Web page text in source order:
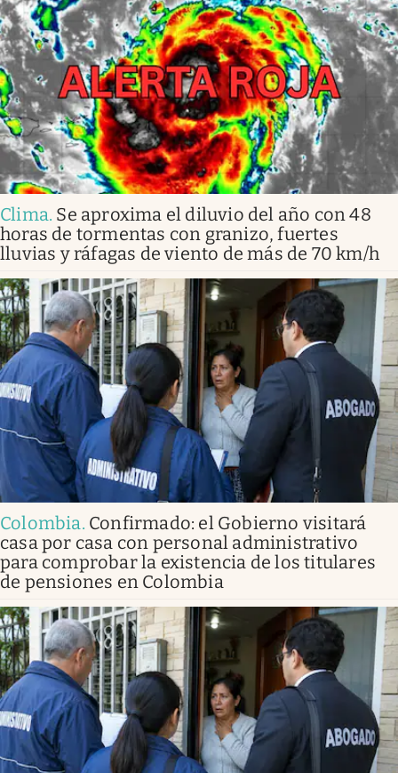
Clima. Se aproxima el diluvio del año con 48
horas de tormentas con granizo, fuertes
lluvias y ráfagas de viento de más de 70 km/h
Colombia. Confirmado: el Gobierno visitará
casa por casa con personal administrativo
para comprobar la existencia de los titulares
de pensiones en Colombia